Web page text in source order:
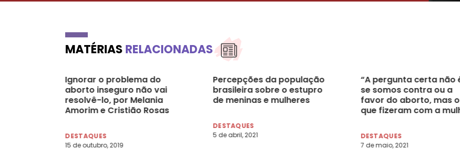
MATÉRIAS RELACIONADAS
Ignorar o problema do
aborto inseguro não vai
resolvê-lo, por Melania
Amorim e Cristião Rosas
DESTAQUES
15 de outubro, 2019
Percepções da população
brasileira sobre o estupro
de meninas e mulheres
DESTAQUES
5 de abril, 2021
“A pergunta certa não
se somos contra ou a
favor do aborto, mas o
que fizeram com a
Debora Diniz
DESTAQUES
7 de maio, 2021